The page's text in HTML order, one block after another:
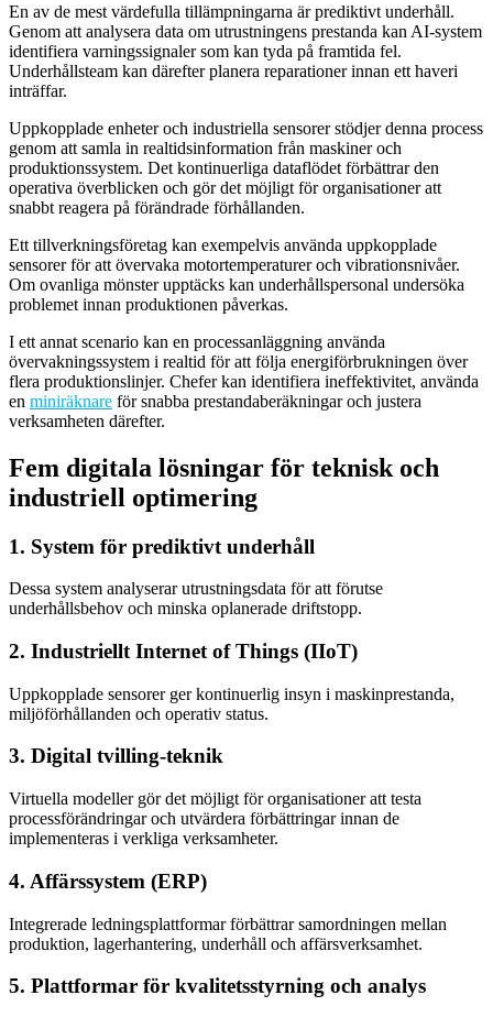
En av de mest värdefulla tillämpningarna är prediktivt underhåll.
Genom att analysera data om utrustningens prestanda kan AI-system
identifiera varningssignaler som kan tyda på framtida fel.
Underhållsteam kan därefter planera reparationer innan ett haveri
inträffar.
Uppkopplade enheter och industriella sensorer stödjer denna process
genom att samla in realtidsinformation från maskiner och
produktionssystem. Det kontinuerliga dataflödet förbättrar den
operativa överblicken och gör det möjligt för organisationer att
snabbt reagera på förändrade förhållanden.
Ett tillverkningsföretag kan exempelvis använda uppkopplade
sensorer för att övervaka motortemperaturer och vibrationsnivåer.
Om ovanliga mönster upptäcks kan underhållspersonal undersöka
problemet innan produktionen påverkas.
I ett annat scenario kan en processanläggning använda
övervakningssystem i realtid för att följa energiförbrukningen över
flera produktionslinjer. Chefer kan identifiera ineffektivitet, använda
en miniräknare för snabba prestandaberäkningar och justera
verksamheten därefter.
Fem digitala lösningar för teknisk och
industriell optimering
1. System för prediktivt underhåll
Dessa system analyserar utrustningsdata för att förutse
underhållsbehov och minska oplanerade driftstopp.
2. Industriellt Internet of Things (IIoT)
Uppkopplade sensorer ger kontinuerlig insyn i maskinprestanda,
miljöförhållanden och operativ status.
3. Digital tvilling-teknik
Virtuella modeller gör det möjligt för organisationer att testa
processförändringar och utvärdera förbättringar innan de
implementeras i verkliga verksamheter.
4. Affärssystem (ERP)
Integrerade ledningsplattformar förbättrar samordningen mellan
produktion, lagerhantering, underhåll och affärsverksamhet.
5. Plattformar för kvalitetsstyrning och analys